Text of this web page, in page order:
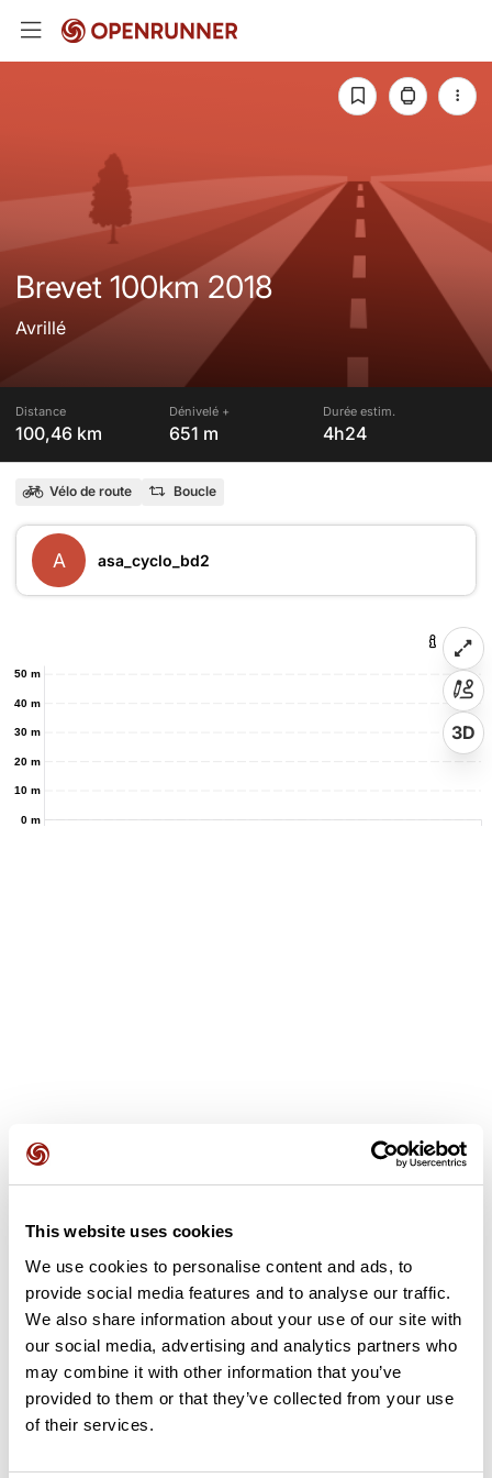
This website uses cookies
We use cookies to personalise content and ads, to
provide social media features and to analyse our traffic.
We also share information about your use of our site with
our social media, advertising and analytics partners who
may combine it with other information that you’ve
provided to them or that they’ve collected from your use
of their services.
Brevet 100km 2018
Avrillé
Distance
100,46 km
Dénivelé +
651 m
Durée estim.
4h24
Vélo de route Boucle
A asa_cyclo_bd2
0 m
10 m
20 m
30 m
40 m
50 m
3D
Ajouter un avis
Découvrez ce parcours de vélo de 100,5 km à proximité de